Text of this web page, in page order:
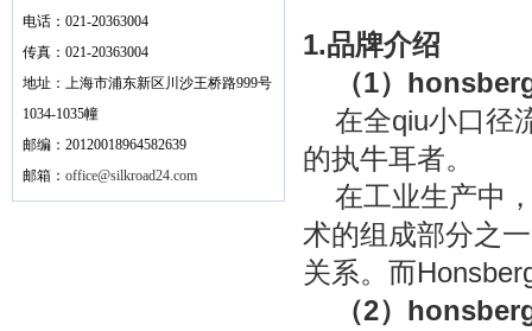
电话：021-20363004
传真：021-20363004
地址：上海市浦东新区川沙王桥路999号
1034-1035幢
邮编：20120018964582639
邮箱： office@silkroad24.com
1.品牌介绍
（1）
在全qiu小口径
的执牛耳者。
在工业生产中
术的组成部分之
关系。而
（2）